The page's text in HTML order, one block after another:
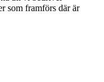
som framförs där är